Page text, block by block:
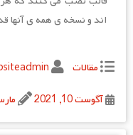
اند و نسخه ی همه ی آنها
مقالات
آگوست 10, 2021
مارس